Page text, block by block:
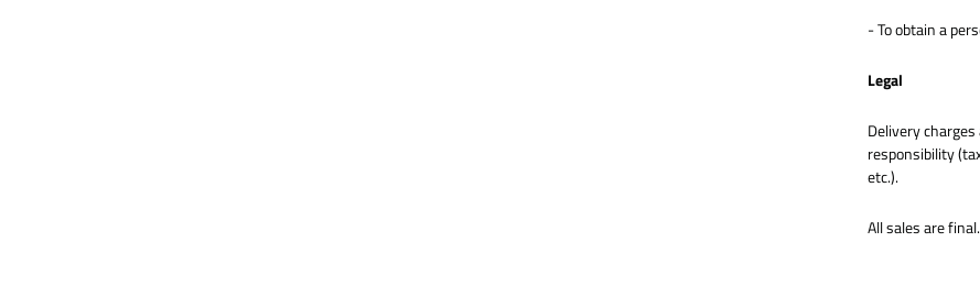
- To obtain a
Legal
Delivery
responsibility
etc.).
All sales are final.